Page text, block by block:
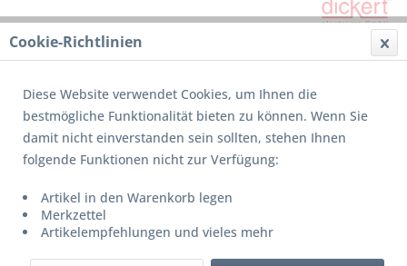
Cookie-Richtlinien
Diese Website verwendet Cookies, um Ihnen die
bestmögliche Funktionalität bieten zu können. Wenn Sie
damit nicht einverstanden sein sollten, stehen Ihnen
folgende Funktionen nicht zur Verfügung:
Artikel in den Warenkorb legen
Merkzettel
Artikelempfehlungen und vieles mehr